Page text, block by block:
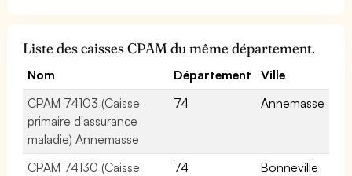
Liste des caisses CPAM du même département.
Nom Département
Ville
CPAM 74103 (Caisse
primaire d'assurance
maladie) Annemasse
74 Annemasse
CPAM 74130 (Caisse
74 Bonneville